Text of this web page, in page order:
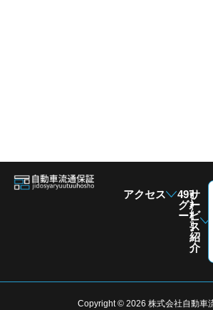
アクセス
4976
グル
ープ
会
社
概
要
サ
ー
ビ
ス
紹
介
Copyright © 2026 株式会社自動車